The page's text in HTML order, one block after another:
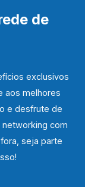
de
exclusivos
aos melhores
e desfrute de
com
seja parte